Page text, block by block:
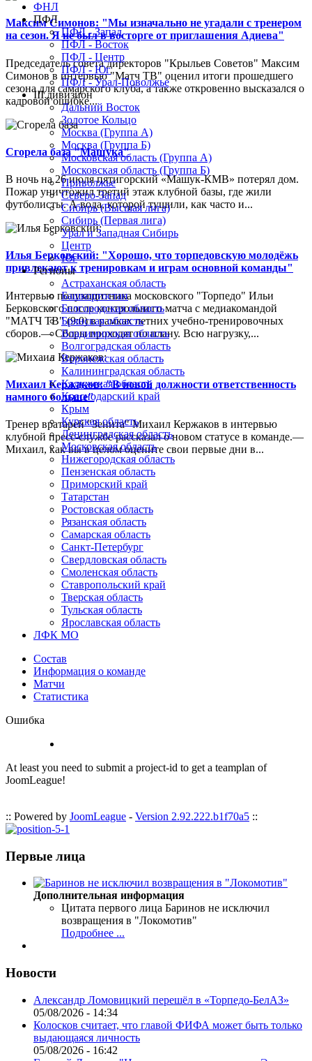
Максим Симонов: "Мы изначально не угадали с тренером
на сезон. Я не был в восторге от приглашения Адиева"
Председатель совета директоров "Крыльев Советов" Максим
Симонов в интервью "Матч ТВ" оценил итоги прошедшего
сезона для самарского клуба, а также откровенно высказался о
кадровой ошибке...
Сгорела база "Машука"
В ночь на 26 июля пятигорский «Машук-КМВ» потерял дом.
Пожар уничтожил третий этаж клубной базы, где жили
футболисты. А вода, которой тушили, как часто и...
Илья Берковский: "Хорошо, что торпедовскую молодёжь
привлекают к тренировкам и играм основной команды"
Интервью полузащитника московского "Торпедо" Ильи
Берковского после контрольного матча с медиакомандой
"МАТЧ ТВ" (9:0) в рамках летних учебно-тренировочных
сборов.— Сборы проходят по плану. Всю нагрузку,...
Михаил Кержаков: "В новой должности ответственность
намного больше"
Тренер вратарей "Зенита" Михаил Кержаков в интервью
клубной пресс-службе рассказал о новом статусе в команде.—
Михаил, как вы в целом оцените свои первые дни в...
ФНЛ
ПФЛ
ПФЛ - Запад
ПФЛ - Восток
ПФЛ - Центр
ПФЛ - Юг
ПФЛ - Урал-Поволжье
III дивизион
Дальний Восток
Золотое Кольцо
Москва (Группа А)
Москва (Группа Б)
Московская область (Группа А)
Московская область (Группа Б)
Приволжье
Северо-Запад
Сибирь (Высшая лига)
Сибирь (Первая лига)
Урал и Западная Сибирь
Центр
Юг
Регионы
Астраханская область
Башкортостан
Белгородская область
Брянская область
Владимирская область
Волгоградская область
Воронежская область
Калининградская область
Калужская область
Краснодарский край
Крым
Курская область
Ленинградская область
Московская область
Нижегородская область
Пензенская область
Приморский край
Татарстан
Ростовская область
Рязанская область
Самарская область
Санкт-Петербург
Свердловская область
Смоленская область
Ставропольский край
Тверская область
Тульская область
Ярославская область
ЛФК МО
Состав
Информация о команде
Матчи
Статистика
Ошибка
At least you need to submit a project-id to get a teamplan of
JoomLeague!
:: Powered by JoomLeague - Version 2.92.222.b1f70a5 ::
Первые лица
Дополнительная информация
Цитата первого лица Баринов не исключил
возвращения в "Локомотив"
Подробнее ...
Новости
Александр Ломовицкий перешёл в «Торпедо-БелАЗ»
05/08/2026 - 14:34
Колосков считает, что главой ФИФА может быть только
выдающаяся личность
05/08/2026 - 16:42